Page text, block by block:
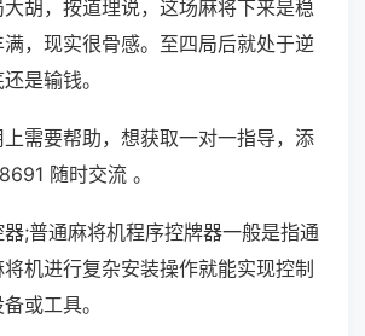
胡，按道理说，这场麻将下来是稳
，现实很骨感。至四局后就处于逆
是输钱。
需要帮助，想获取一对一指导，添
随时交流 。
;普通麻将机程序控牌器一般是指通
机进行复杂安装操作就能实现控制
或工具。